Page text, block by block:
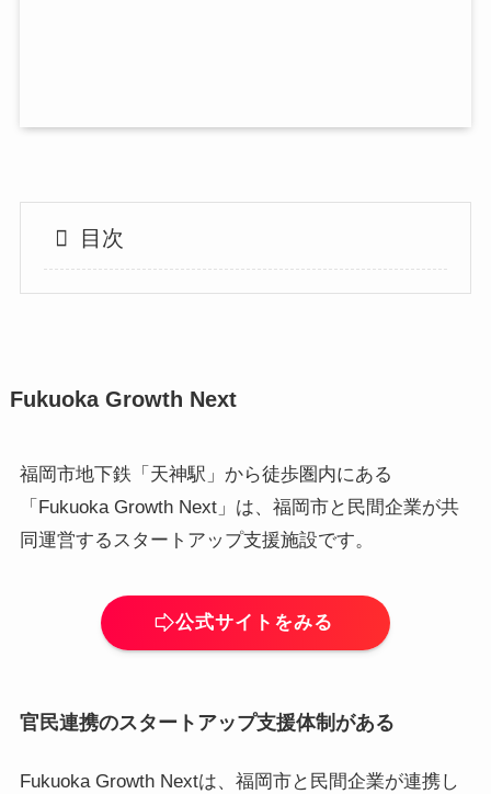
目次
Fukuoka Growth Next
福岡市地下鉄「天神駅」から徒歩圏内にある
「Fukuoka Growth Next」は、福岡市と民間企業が共
同運営するスタートアップ支援施設です。
公式サイトをみる
官民連携のスタートアップ支援体制がある
Fukuoka Growth Nextは、福岡市と民間企業が連携し